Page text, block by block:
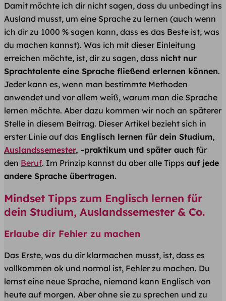
Damit möchte ich dir nicht sagen, dass du unbedingt ins
Ausland musst, um eine Sprache zu lernen (auch wenn
ich dir zu 1000 % sagen kann, dass es das Beste ist, was
du machen kannst). Was ich mit dieser Einleitung
erreichen möchte, ist, dir zu sagen, dass nicht nur
Sprachtalente eine Sprache fließend erlernen können.
Jeder kann es, wenn man bestimmte Methoden
anwendet und vor allem weiß, warum man die Sprache
lernen möchte. Aber dazu kommen wir noch an späterer
Stelle in diesem Beitrag. Dieser Artikel bezieht sich in
erster Linie auf das Englisch lernen für dein Studium,
Auslandssemester, -praktikum und später auch für
den Beruf. Im Prinzip kannst du aber alle Tipps auf jede
andere Sprache übertragen.
Mindset Tipps zum Englisch lernen für
dein Studium, Auslandssemester & Co.
Erlaube dir Fehler zu machen
Das Erste, was du dir klarmachen musst, ist, dass es
vollkommen ok und normal ist, Fehler zu machen. Du
lernst eine neue Sprache, niemand kann Englisch von
heute auf morgen. Aber ohne sie zu sprechen und zu